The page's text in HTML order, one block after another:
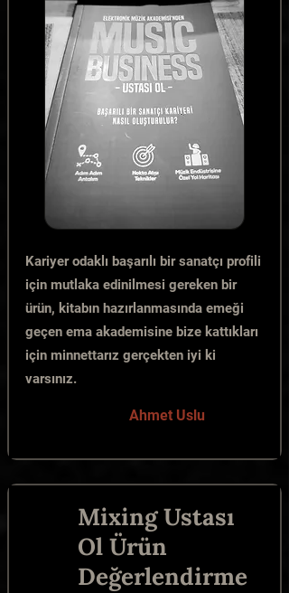
Kariyer odaklı başarılı bir sanatçı profili
için mutlaka edinilmesi gereken bir
ürün, kitabın hazırlanmasında emeği
geçen ema akademisine bize kattıkları
için minnettarız gerçekten iyi ki
varsınız.
Ahmet Uslu
Mixing Ustası
Ol Ürün
Değerlendirme